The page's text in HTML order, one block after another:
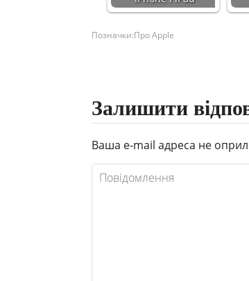
Позначки:Про Apple
Залишити
Ваша e-mail адреса не